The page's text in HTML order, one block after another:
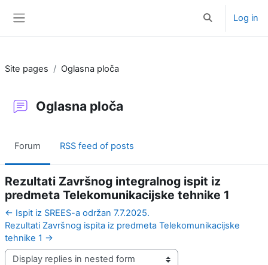
Toggle search
Log in
Site pages Oglasna ploča
Oglasna ploča
Forum RSS feed of posts
Rezultati Završnog integralnog ispit iz
predmeta Telekomunikacijske tehnike 1
← Ispit iz SREES-a održan 7.7.2025.
Rezultati Završnog ispita iz predmeta Telekomunikacijske
tehnike 1 →
Display mode